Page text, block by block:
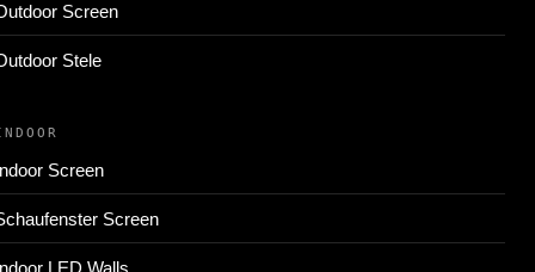
Screen
Stele
Screen
Screen
LED Walls